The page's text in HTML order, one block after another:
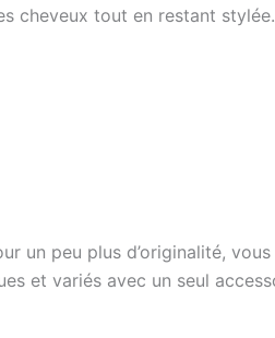
cheveux tout en restant
un peu plus d’originalité,
et variés avec un seul